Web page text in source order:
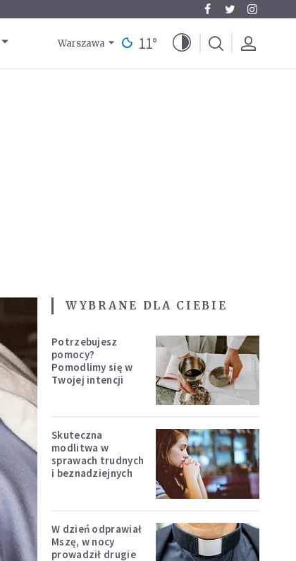
Warszawa 11°
WYBRANE DLA CIEBIE
Potrzebujesz
pomocy?
Pomodlimy się w
Twojej intencji
Skuteczna
modlitwa w
sprawach trudnych
i beznadziejnych
W dzień odprawiał
Mszę, w nocy
prowadził drugie